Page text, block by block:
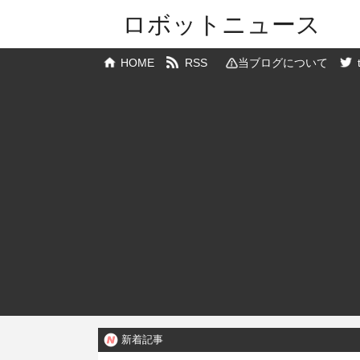
ロボットニュース
HOME RSS 当ブログについて
新着記事